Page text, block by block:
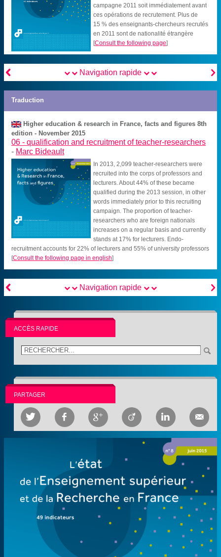
campagne 2011 soit immédiatement avant
ces opérations de recrutement. Plus de
15 % des enseignants-chercheurs recrutés
en 2011 sont de nationalité étrangère
[Consult the following page]
 
Navigation rapide
Traduction
Higher education & research in France, facts and figures 8th
edition - November 2015
06 -qualification and recruitment of teacher-researchers
- Marc Bideault
In 2013, 2,099 teacher-researchers were
recruited into the corps of professors and
lecturers. About 44% of these became
qualified during the 2013 session, in other
words immediately prior to this recruiting
campaign. The proportion of teacher-
researchers who are foreign nationals
increases on a regular basis and currently
stands at 17% for lecturers. Endo-
recruitment accounts for 22% of lecturers and 55% of university professors
[Consult the following page in english]
 
Navigation rapide
ACCÈS RAPIDE
PARTAGER
     